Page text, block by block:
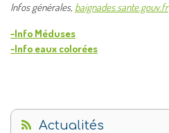
Infos générales, baignades.sante.gouv.fr
~Info Méduses
~Info eaux colorées
Actualités